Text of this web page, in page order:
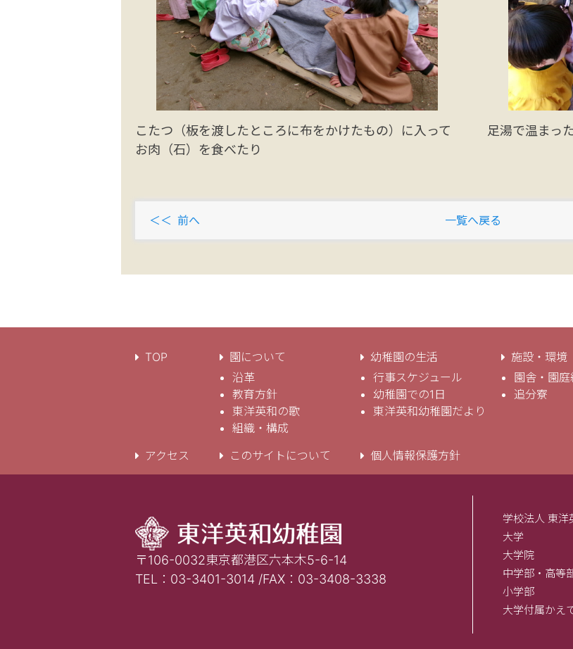
こたつ（板を渡したところに布をかけたもの）に入って
お肉（石）を食べたり
足湯で温まっ
前へ 一覧へ戻る
TOP
園について
沿革
教育方針
東洋英和の歌
組織・構成
幼稚園の生活
行事スケジュール
幼稚園での1日
東洋英和幼稚園だより
施設・環境
園舎・園
追分寮
アクセス このサイトについて 個人情報保護方針
〒106-0032東京都港区六本木5-6-14
TEL：03-3401-3014 /FAX：03-3408-3338
学校法人 東洋
大学
大学院
中学部・高等
小学部
大学付属かえ